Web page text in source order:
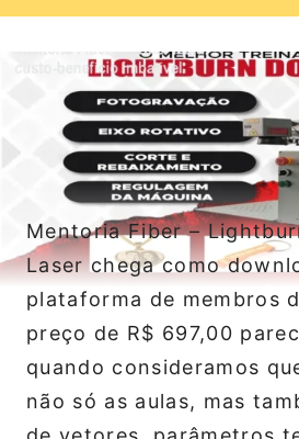
Mentoria Fiber –
Laser chega como
plataforma de membros
preço de R$ 697,00
quando consideramos
não só as aulas, mas